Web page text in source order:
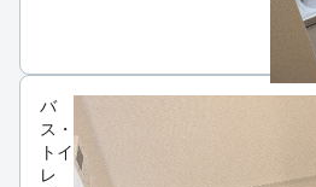
バ
ス・
トイ
レ